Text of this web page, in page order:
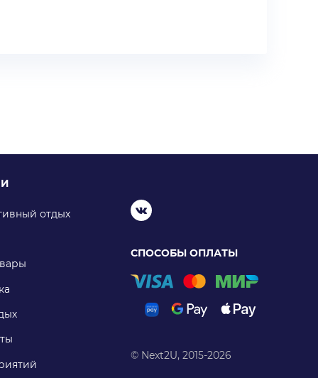
отдых
СПОСОБЫ ОПЛАТЫ
© Next2U, 2015-2026